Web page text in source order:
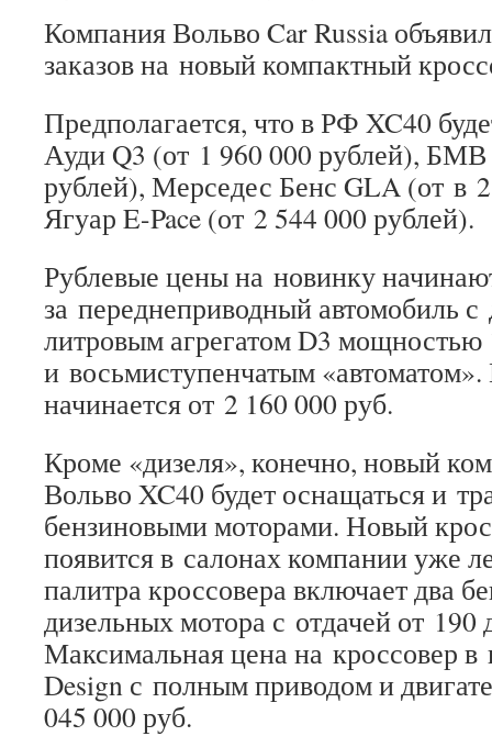
Компания Вольво Car Russia
заказов на новый компактный
Предполагается, что в РФ XC40
Ауди Q3 (от 1 960 000 рублей),
рублей), Мерседес Бенс GLA (от в
Ягуар E-Pace (от 2 544 000 рублей).
Рублевые цены на новинку
за переднеприводный автомобиль
литровым агрегатом D3 мощностью
и восьмиступенчатым
начинается от 2 160 000 руб.
Кроме «дизеля», конечно, новый
Вольво XC40 будет оснащаться и
бензиновыми моторами. Новый
появится в салонах компании уже
палитра кроссовера включает два
дизельных мотора с отдачей от
Максимальная цена на кроссовер в
Design с полным приводом и
045 000 руб.